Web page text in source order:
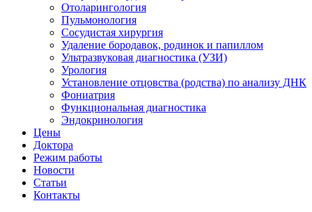
Отоларингология
Пульмонология
Сосудистая хирургия
Удаление бородавок, родинок и папиллом
Ультразвуковая диагностика (УЗИ)
Урология
Установление отцовства (родства) по анализу ДНК
Фониатрия
Функциональная диагностика
Эндокринология
Цены
Доктора
Режим работы
Новости
Статьи
Контакты